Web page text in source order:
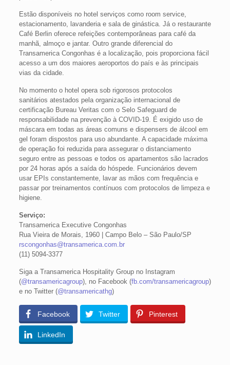
Estão disponíveis no hotel serviços como room service,
estacionamento, lavanderia e sala de ginástica. Já o restaurante
Café Berlin oferece refeições contemporâneas para café da
manhã, almoço e jantar. Outro grande diferencial do
Transamerica Congonhas é a localização, pois proporciona fácil
acesso a um dos maiores aeroportos do país e às principais
vias da cidade.
No momento o hotel opera sob rigorosos protocolos
sanitários atestados pela organização internacional de
certificação Bureau Veritas com o Selo Safeguard de
responsabilidade na prevenção à COVID-19. É exigido uso de
máscara em todas as áreas comuns e dispensers de álcool em
gel foram dispostos para uso abundante. A capacidade máxima
de operação foi reduzida para assegurar o distanciamento
seguro entre as pessoas e todos os apartamentos são lacrados
por 24 horas após a saída do hóspede. Funcionários devem
usar EPIs constantemente, lavar as mãos com frequência e
passar por treinamentos contínuos com protocolos de limpeza e
higiene.
Serviço:
Transamerica Executive Congonhas
Rua Vieira de Morais, 1960 | Campo Belo – São Paulo/SP
rscongonhas@transamerica.com.br
(11) 5094-3377
Siga a Transamerica Hospitality Group no Instagram
(@transamericagroup), no Facebook (fb.com/transamericagroup)
e no Twitter (@transamericathg)
Facebook Twitter Pinterest
LinkedIn